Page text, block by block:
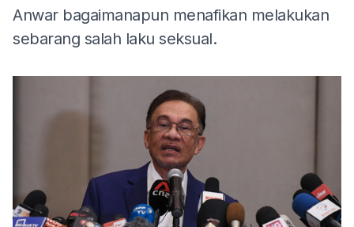
Anwar bagaimanapun menafikan melakukan
sebarang salah laku seksual.